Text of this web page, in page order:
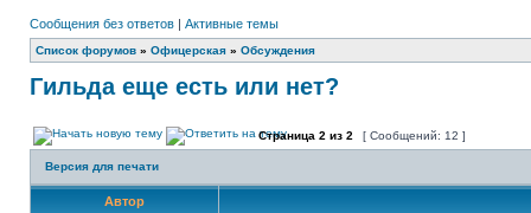
Сообщения без ответов | Активные темы
Список форумов » Офицерская » Обсуждения
Гильда еще есть или нет?
Страница 2 из 2 [ Сообщений: 12 ]
Версия для печати
Автор